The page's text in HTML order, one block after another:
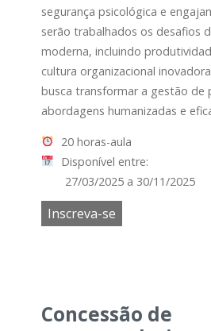
segurança psicológica e
serão trabalhados os desafios
moderna, incluindo
cultura organizacional
busca transformar a gestão de
abordagens humanizadas e
20 horas-aula
Disponível entre:
27/03/2025 a 30/11/2025
Inscreva-se
Concessão de